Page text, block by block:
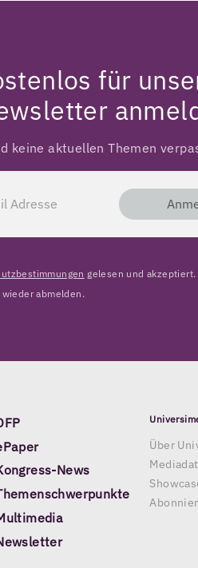
für
keine aktuellen Themen
gelesen und
abmelden.
News
Über